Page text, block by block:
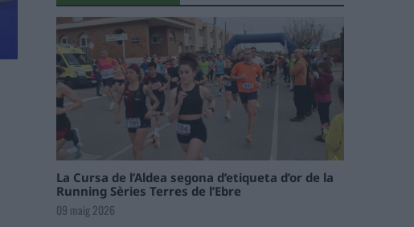
La Cursa de l’Aldea segona d’etiqueta d’or de la
Running Sèries Terres de l’Ebre
09 maig 2026